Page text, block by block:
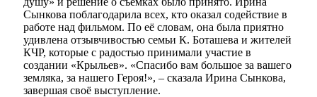
Сынкова поблагодарила всех, кто оказал содействие в
работе над фильмом. По её словам, она была приятно
удивлена отзывчивостью семьи К. Боташева и жителей
КЧР, которые с радостью принимали участие в
создании «Крыльев». «Спасибо вам большое за вашего
земляка, за нашего Героя!», – сказала Ирина Сынкова,
завершая своё выступление.